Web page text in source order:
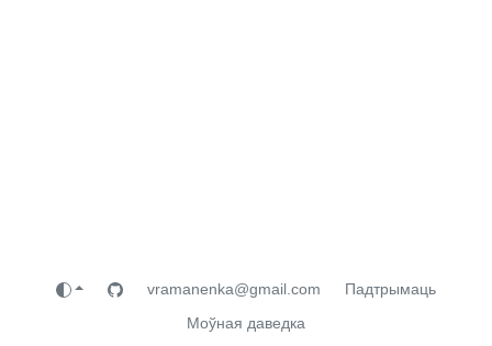
vramanenka@gmail.com
Падтрымаць
Моўная даведка